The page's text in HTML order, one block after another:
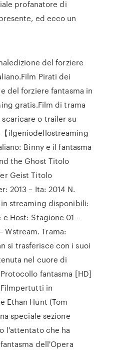
profanatore di
ed ecco un
del forziere
Pirati dei
del forziere fantasma in
gratis.Film di trama
o trailer su
ilgeniodellostreaming
Binny e il fantasma
the Ghost Titolo
Geist Titolo
2013 – Ita: 2014 N.
streaming disponibili:
Host: Stagione 01 –
Wstream. Trama:
si trasferisce con i suoi
nel cuore di
fantasma [HD]
Filmpertutti in
Ethan Hunt (Tom
speciale sezione
l'attentato che ha
dell'Opera